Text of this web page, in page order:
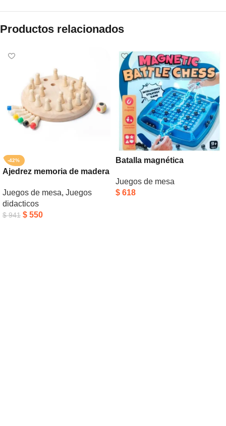
Productos relacionados
-42%
Ajedrez memoria de madera
Juegos de mesa, Juegos
didacticos
$941 $ 550
Batalla magnética
Juegos de mesa
$ 618